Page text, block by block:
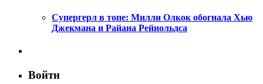
Супергерл в топе: Милли Олкок обогнала Хью
Джекмана и Райана Рейнольдса
Войти